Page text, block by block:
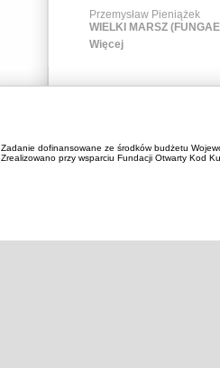
Przemysław Pieniążek
WIELKI MARSZ
Więcej
Zadanie dofinansowane ze środków budżetu
Zrealizowano przy wsparciu Fundacji Otwarty Kod